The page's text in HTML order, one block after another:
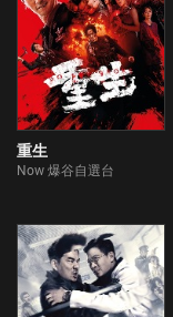
重生
Now 爆谷自選台